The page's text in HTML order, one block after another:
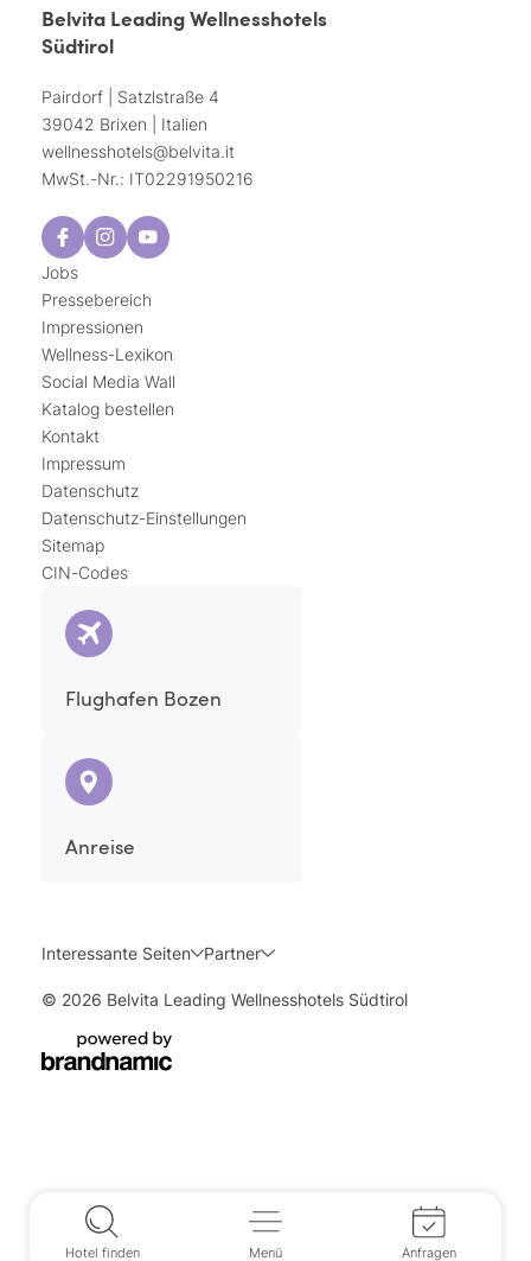
Belvita Leading Wellnesshotels
Südtirol
Pairdorf | Satzlstraße 4
39042 Brixen | Italien
wellnesshotels@belvita.it
MwSt.-Nr.: IT02291950216
Jobs
Pressebereich
Impressionen
Wellness-Lexikon
Social Media Wall
Katalog bestellen
Kontakt
Impressum
Datenschutz
Datenschutz-Einstellungen
Sitemap
CIN-Codes
Flughafen Bozen
Anreise
Interessante Seiten Partner
© 2026 Belvita Leading Wellnesshotels Südtirol
Hotel finden Menü Anfragen